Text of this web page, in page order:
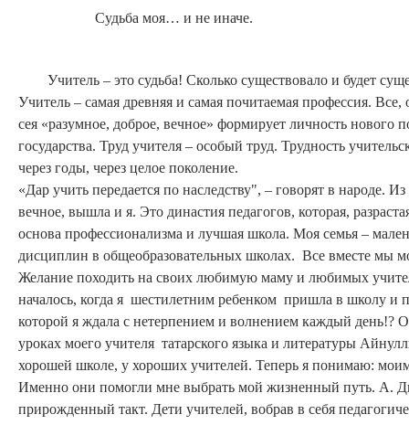
Судьба моя… и не иначе.
Учитель – это судьба! Сколько существовало и будет
Учитель – самая древняя и самая почитаемая профессия.
сея «разумное, доброе, вечное» формирует личность нового
государства. Труд учителя – особый труд. Трудность
через годы, через целое поколение.
«Дар учить передается по наследству", – говорят в народе.
вечное, вышла и я. Это династия педагогов, которая,
основа профессионализма и лучшая школа. Моя семья –
дисциплин в общеобразовательных школах. Все вместе мы
Желание походить на своих любимую маму и любимых
началось, когда я шестилетним ребенком пришла в школу
которой я ждала с нетерпением и волнением каждый день!?
уроках моего учителя татарского языка и литературы
хорошей школе, у хороших учителей. Теперь я понимаю:
Именно они помогли мне выбрать мой жизненный путь. А.
прирожденный такт. Дети учителей, вобрав в себя